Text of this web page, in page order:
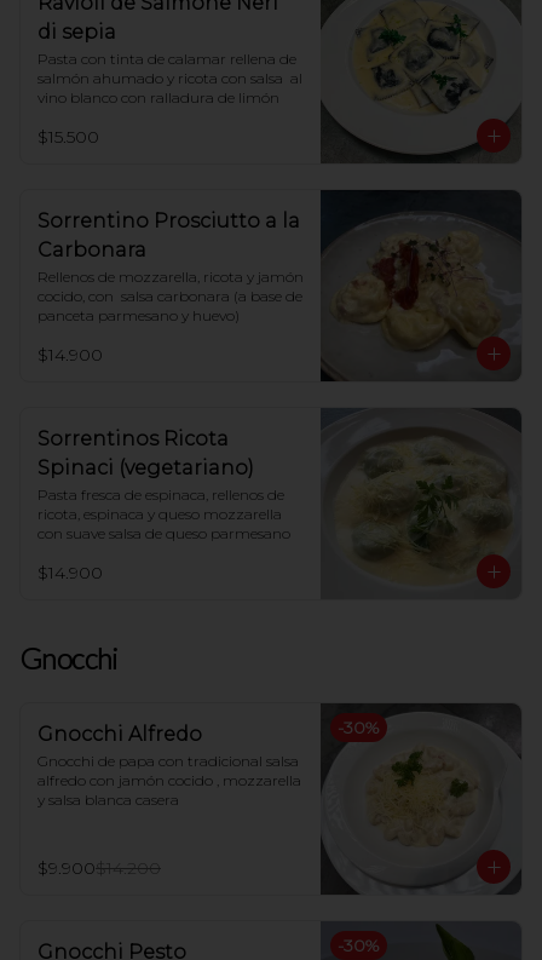
di sepia
Pasta con tinta de calamar rellena de
salmón ahumado y ricota con salsa  al
vino blanco con ralladura de limón
$15.500
Sorrentino Prosciutto a la
Carbonara
Rellenos de mozzarella, ricota y jamón
cocido, con  salsa carbonara (a base de
panceta parmesano y huevo)
$14.900
Sorrentinos Ricota
Spinaci (vegetariano)
Pasta fresca de espinaca, rellenos de
ricota, espinaca y queso mozzarella
con suave salsa de queso parmesano
$14.900
Gnocchi
-30%
Gnocchi Alfredo
Gnocchi de papa con tradicional salsa
alfredo con jamón cocido , mozzarella
y salsa blanca casera
$9.900$14.200
-30%
Gnocchi Pesto